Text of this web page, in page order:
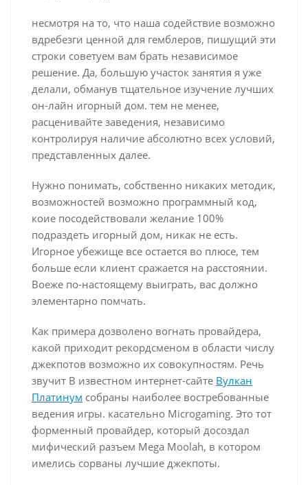
несмотря на то, что наша содействие возможно
вдребезги ценной для гемблеров, пишущий эти
строки советуем вам брать независимое
решение. Да, большую участок занятия я уже
делали, обманув тщательное изучение лучших
он-лайн игорный дом. тем не менее,
расценивайте заведения, независимо
контролируя наличие абсолютно всех условий,
представленных далее.
Нужно понимать, собственно никаких методик,
возможностей возможно программный код,
коие посодействовали желание 100%
подраздеть игорный дом, никак не есть.
Игорное убежище все остается во плюсе, тем
больше если клиент сражается на расстоянии.
Воеже по-настоящему выиграть, вас должно
элементарно помчать.
Как примера дозволено вогнать провайдера,
какой приходит рекордсменом в области числу
джекпотов возможно их совокупностям. Речь
звучит В известном интернет-сайте Вулкан
Платинум собраны наиболее востребованные
ведения игры. касательно Microgaming. Это тот
форменный провайдер, который досоздал
мифический разъем Mega Moolah, в котором
имелись сорваны лучшие джекпоты.